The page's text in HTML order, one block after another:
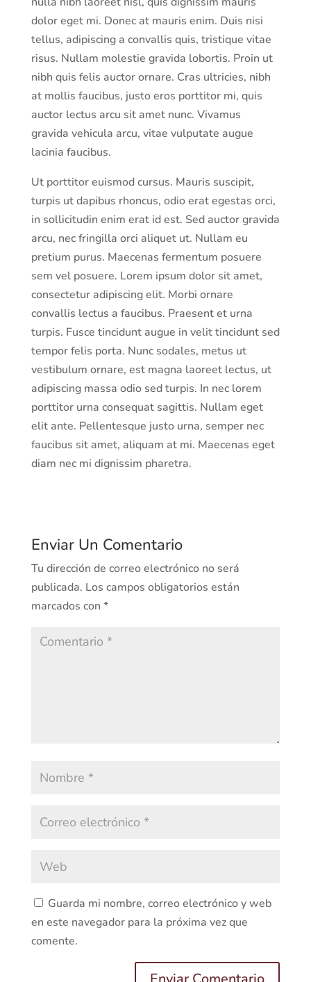
dolor eget mi. Donec at mauris enim. Duis nisi
tellus, adipiscing a convallis quis, tristique vitae
risus. Nullam molestie gravida lobortis. Proin ut
nibh quis felis auctor ornare. Cras ultricies, nibh
at mollis faucibus, justo eros porttitor mi, quis
auctor lectus arcu sit amet nunc. Vivamus
gravida vehicula arcu, vitae vulputate augue
lacinia faucibus.
Ut porttitor euismod cursus. Mauris suscipit,
turpis ut dapibus rhoncus, odio erat egestas orci,
in sollicitudin enim erat id est. Sed auctor gravida
arcu, nec fringilla orci aliquet ut. Nullam eu
pretium purus. Maecenas fermentum posuere
sem vel posuere. Lorem ipsum dolor sit amet,
consectetur adipiscing elit. Morbi ornare
convallis lectus a faucibus. Praesent et urna
turpis. Fusce tincidunt augue in velit tincidunt sed
tempor felis porta. Nunc sodales, metus ut
vestibulum ornare, est magna laoreet lectus, ut
adipiscing massa odio sed turpis. In nec lorem
porttitor urna consequat sagittis. Nullam eget
elit ante. Pellentesque justo urna, semper nec
faucibus sit amet, aliquam at mi. Maecenas eget
diam nec mi dignissim pharetra.
Enviar Un Comentario
Tu dirección de correo electrónico no será
publicada. Los campos obligatorios están
marcados con *
Guarda mi nombre, correo electrónico y web
en este navegador para la próxima vez que
comente.